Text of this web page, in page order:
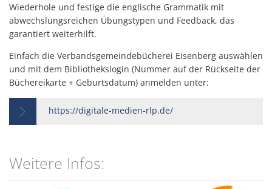
Wiederhole und festige die englische Grammatik mit
abwechslungsreichen Übungstypen und Feedback, das
garantiert weiterhilft.
Einfach die Verbandsgemeindebücherei Eisenberg auswählen
und mit dem Bibliothekslogin (Nummer auf der Rückseite der
Büchereikarte + Geburtsdatum) anmelden unter:
https://digitale-medien-rlp.de/
Weitere Infos: